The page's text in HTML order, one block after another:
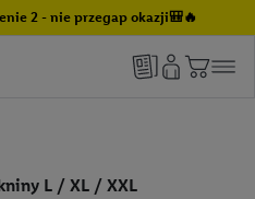
2 - nie przegap okazji🎒🔥
L / XL / XXL